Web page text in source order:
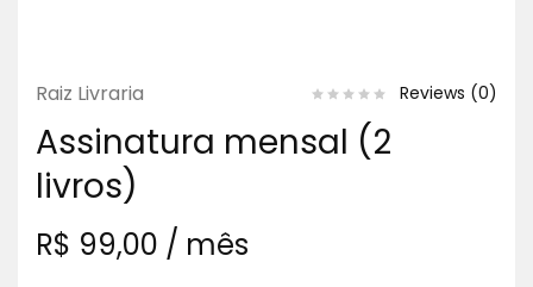
Raiz Livraria Reviews (0)
Assinatura mensal (2
livros)
R$ 99,00 / mês